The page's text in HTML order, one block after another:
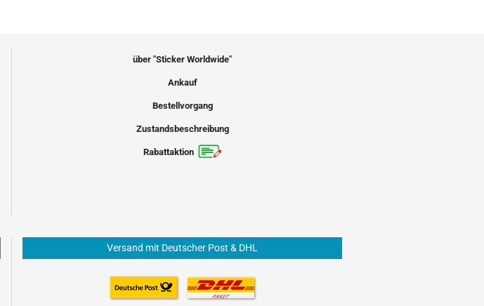
über "Sticker Worldwide"
Ankauf
Bestellvorgang
Zustandsbeschreibung
Rabattaktion
Versand mit Deutscher Post & DHL